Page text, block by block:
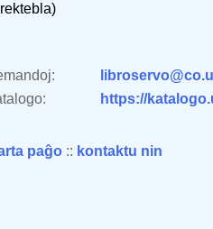
https://
paĝo :: kontaktu nin